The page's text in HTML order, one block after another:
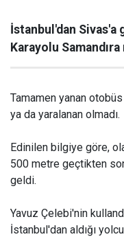
İstanbul'dan Sivas'a
Karayolu
Tamamen yanan
ya da yaralanan olmadı.
Edinilen bilgiye göre,
500 metre geçtikten
geldi.
Yavuz Çelebi'nin
İstanbul'dan aldığı